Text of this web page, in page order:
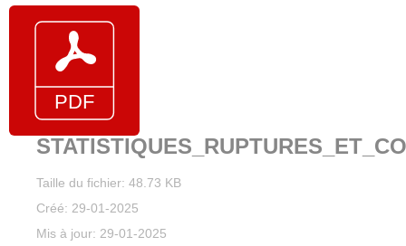
Taille du fichier: 48.73 KB
Créé: 29-01-2025
Mis à jour: 29-01-2025